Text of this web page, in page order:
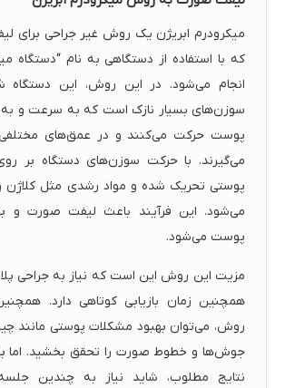
میکرودرم ابریژن یک روش غیر جراحی برای
که با استفاده از دستگاهی به نام “دستگاه
انجام می‌شود. در این روش، این
سوزن‌های بسیار نازک است که به سرعت و
پوست حرکت می‌کنند و در عمق‌های مختلفی
می‌گیرند. با حرکت سوزن‌های دستگاه بر
پوستی تحریک شده و مواد رشدی مثل کلاژن و
می‌شود. این فرآیند باعث لیفت صورت و
پوست می‌شود.
مزیت این روش این است که نیاز به جراحی
همچنین زمان بازیابی کوتاهی دارد.
روش، می‌توان بهبود مشکلات پوستی مانند
جوش‌ها و خطوط صورت را تحقق بخشید. اما
نتایج مطلوب، شاید نیاز به چندین